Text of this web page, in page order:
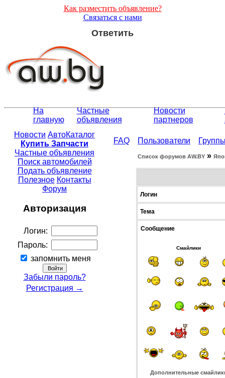
Как разместить объявление?
Связаться с нами
Ответить
На
главную
Частные
объявления
Новости
партнеров
Новости АвтоКаталог
Купить Запчасти
Частные объявления
Поиск автомобилей
Подать объявление
Полезное Контакты
Форум
Авторизация
Логин:
Пароль:
запомнить меня
Забыли пароль?
Регистрация →
FAQ Пользователи
Список форумов АW.BY »
Логин
Тема
Сообщение
Смайлики
Дополнительные